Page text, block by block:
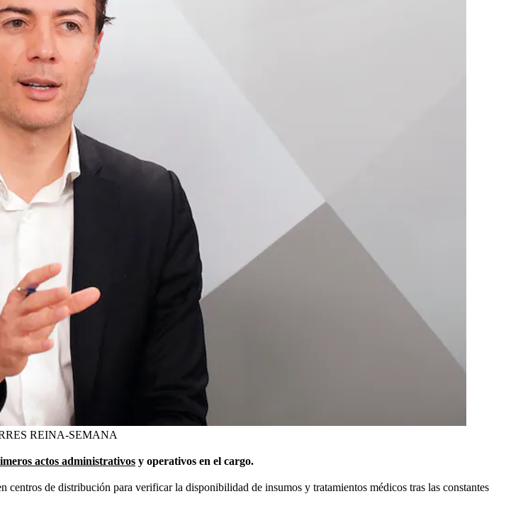
REINA-SEMANA
actos administrativos y operativos en el cargo.
de distribución para verificar la disponibilidad de insumos y tratamientos médicos tras las constantes